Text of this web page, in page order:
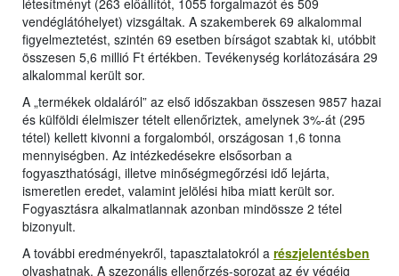
vendéglátóhelyet) vizsgáltak. A szakemberek 69 alkalommal
figyelmeztetést, szintén 69 esetben bírságot szabtak ki, utóbbit
összesen 5,6 millió Ft értékben. Tevékenység korlátozására 29
alkalommal került sor.
A „termékek oldaláról” az első időszakban összesen 9857 hazai
és külföldi élelmiszer tételt ellenőriztek, amelynek 3%-át (295
tétel) kellett kivonni a forgalomból, országosan 1,6 tonna
mennyiségben. Az intézkedésekre elsősorban a
fogyaszthatósági, illetve minőségmegőrzési idő lejárta,
ismeretlen eredet, valamint jelölési hiba miatt került sor.
Fogyasztásra alkalmatlannak azonban mindössze 2 tétel
bizonyult.
A további eredményekről, tapasztalatokról a részjelentésben
olvashatnak. A szezonális ellenőrzés-sorozat az év végéig